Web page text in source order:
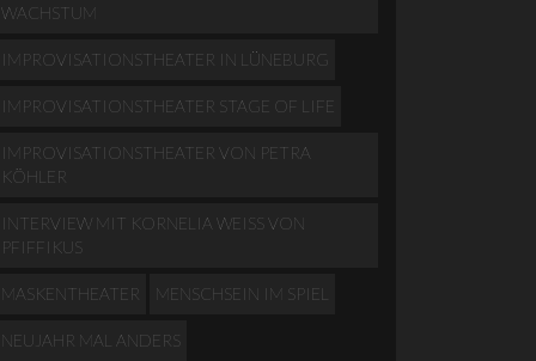
WACHSTUM
IMPROVISATIONSTHEATER IN LÜNEBURG
IMPROVISATIONSTHEATER STAGE OF LIFE
IMPROVISATIONSTHEATER VON PETRA
KÖHLER
INTERVIEW MIT KORNELIA WEISS VON P
FIFFIKUS
MASKENTHEATER MENSCHSEIN IM SPIEL
NEUJAHR MAL ANDERS